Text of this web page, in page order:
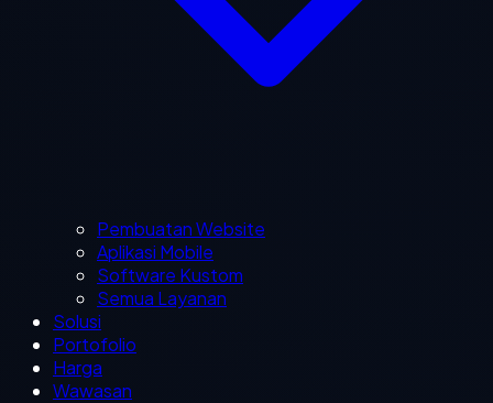
Pembuatan Website
Aplikasi Mobile
Software Kustom
Semua Layanan
Solusi
Portofolio
Harga
Wawasan